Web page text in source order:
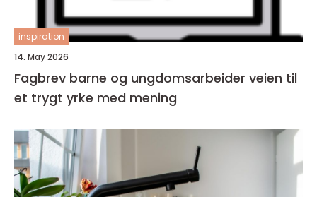
inspiration
14. May 2026
Fagbrev barne og ungdomsarbeider veien til
et trygt yrke med mening